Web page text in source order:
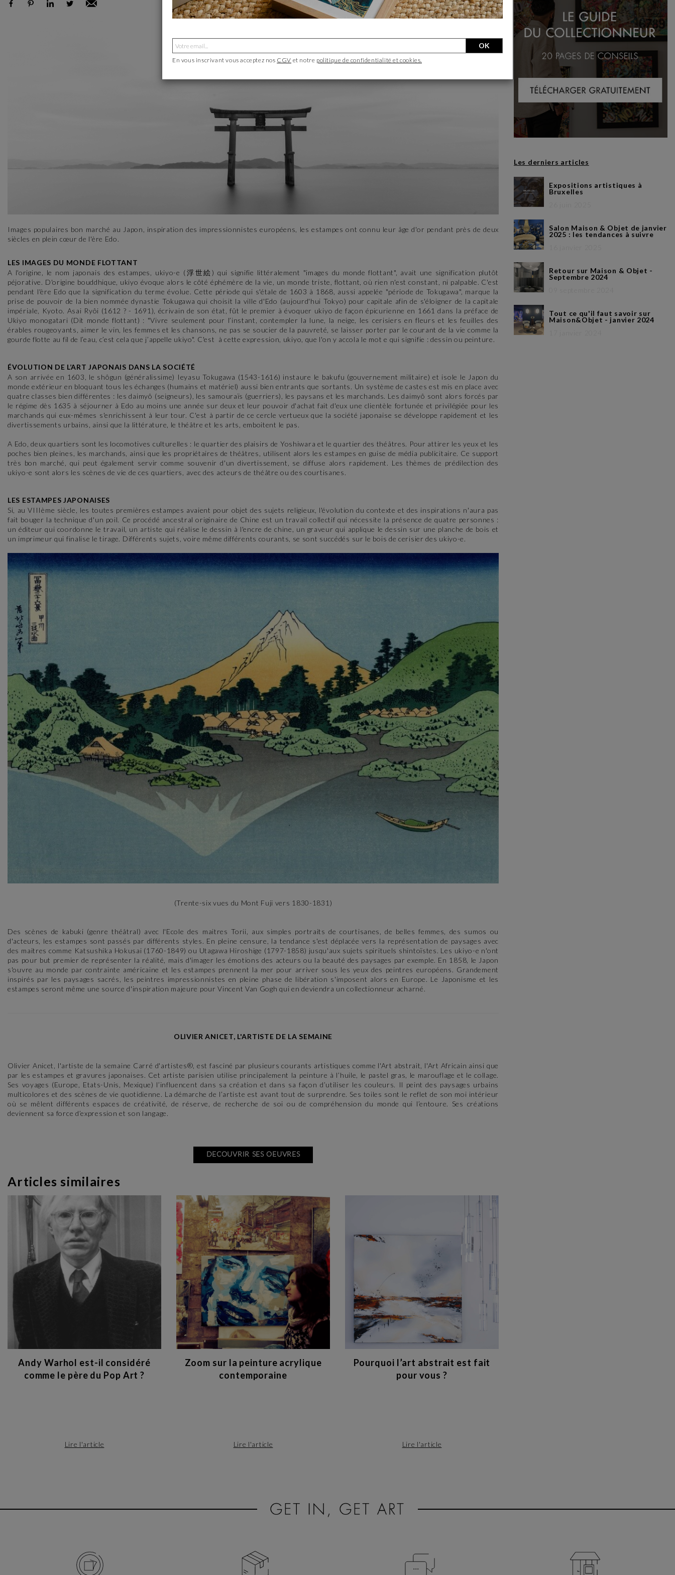
Images populaires bon marché au Japon, inspiration des impressionnistes européens, les estampes ont connu leur âge d'or pendant près de deux
siècles en plein cœur de l'ère Edo.
LES IMAGES DU MONDE FLOTTANT
A l'origine, le nom japonais des estampes, ukiyo-e (浮世絵) qui signifie littéralement "images du monde flottant", avait une signification plutôt
péjorative. D'origine bouddhique, ukiyo évoque alors le côté éphémère de la vie, un monde triste, flottant, où rien n'est constant, ni palpable. C'est
pendant l'ère Edo que la signification du terme évolue. Cette période qui s'étale de 1603 à 1868, aussi appelée "période de Tokugawa", marque la
prise de pouvoir de la bien nommée dynastie Tokugawa qui choisit la ville d'Edo (aujourd'hui Tokyo) pour capitale afin de s'éloigner de la capitale
impériale, Kyoto. Asai Ryôi (1612 ? - 1691), écrivain de son état, fût le premier à évoquer ukiyo de façon épicurienne en 1661 dans la préface de
Ukiyo monogatari (Dit monde flottant) : "Vivre seulement pour l’instant, contempler la lune, la neige, les cerisiers en fleurs et les feuilles des
érables rougeoyants, aimer le vin, les femmes et les chansons, ne pas se soucier de la pauvreté, se laisser porter par le courant de la vie comme la
gourde flotte au fil de l’eau, c’est cela que j’appelle ukiyo". C'est à cette expression, ukiyo, que l'on y accola le mot e qui signifie : dessin ou peinture.
ÉVOLUTION DE L’ART JAPONAIS DANS LA SOCIÉTÉ
A son arrivée en 1603, le shôgun (généralissime) Ieyasu Tokugawa (1543-1616) instaure le bakufu (gouvernement militaire) et isole le Japon du
monde extérieur en bloquant tous les échanges (humains et matériel) aussi bien entrants que sortants. Un système de castes est mis en place avec
quatre classes bien différentes : les daimyô (seigneurs), les samouraïs (guerriers), les paysans et les marchands. Les daimyô sont alors forcés par
le régime dès 1635 à séjourner à Edo au moins une année sur deux et leur pouvoir d'achat fait d'eux une clientèle fortunée et privilégiée pour les
marchands qui eux-mêmes s'enrichissent à leur tour. C'est à partir de ce cercle vertueux que la société japonaise se développe rapidement et les
divertissements urbains, ainsi que la littérature, le théâtre et les arts, emboitent le pas.
A Edo, deux quartiers sont les locomotives culturelles : le quartier des plaisirs de Yoshiwara et le quartier des théâtres. Pour attirer les yeux et les
poches bien pleines, les marchands, ainsi que les propriétaires de théâtres, utilisent alors les estampes en guise de média publicitaire. Ce support
très bon marché, qui peut également servir comme souvenir d'un divertissement, se diffuse alors rapidement. Les thèmes de prédilection des
ukiyo-e sont alors les scènes de vie de ces quartiers, avec des acteurs de théâtre ou des courtisanes.
LES ESTAMPES JAPONAISES
Si, au VIIIème siècle, les toutes premières estampes avaient pour objet des sujets religieux, l'évolution du contexte et des inspirations n'aura pas
fait bouger la technique d'un poil. Ce procédé ancestral originaire de Chine est un travail collectif qui nécessite la présence de quatre personnes :
un éditeur qui coordonne le travail, un artiste qui réalise le dessin à l'encre de chine, un graveur qui applique le dessin sur une planche de bois et
un imprimeur qui finalise le tirage. Différents sujets, voire même différents courants, se sont succédés sur le bois de cerisier des ukiyo-e.
(Trente-six vues du Mont Fuji vers 1830-1831)
Des scènes de kabuki (genre théâtral) avec l'Ecole des maitres Torii, aux simples portraits de courtisanes, de belles femmes, des sumos ou
d'acteurs, les estampes sont passés par différents styles. En pleine censure, la tendance s'est déplacée vers la représentation de paysages avec
des maitres comme Katsushika Hokusai (1760-1849) ou Utagawa Hiroshige (1797-1858) jusqu'aux sujets spirituels shintoïstes. Les ukiyo-e n'ont
pas pour but premier de représenter la réalité, mais d'imager les émotions des acteurs ou la beauté des paysages par exemple. En 1858, le Japon
s'ouvre au monde par contrainte américaine et les estampes prennent la mer pour arriver sous les yeux des peintres européens. Grandement
inspirés par les paysages sacrés, les peintres impressionnistes en pleine phase de libération s'imposent alors en Europe. Le Japonisme et les
estampes seront même une source d'inspiration majeure pour Vincent Van Gogh qui en deviendra un collectionneur acharné.
OLIVIER ANICET, L'ARTISTE DE LA SEMAINE
Olivier Anicet, l'artiste de la semaine Carré d'artistes®, est fasciné par plusieurs courants artistiques comme l'Art abstrait, l'Art Africain ainsi que
par les estampes et gravures japonaises. Cet artiste parisien utilise principalement la peinture à l’huile, le pastel gras, le marouflage et le collage.
Ses voyages (Europe, Etats-Unis, Mexique) l’influencent dans sa création et dans sa façon d’utiliser les couleurs. Il peint des paysages urbains
multicolores et des scènes de vie quotidienne. La démarche de l’artiste est avant tout de surprendre. Ses toiles sont le reflet de son moi intérieur
où se mêlent différents espaces de créativité, de réserve, de recherche de soi ou de compréhension du monde qui l’entoure. Ses créations
deviennent sa force d’expression et son langage.
DECOUVRIR SES OEUVRES
Les derniers articles
Expositions artistiques à
Bruxelles
Salon Maison & Objet de janvier
2025 : les tendances à suivre
Retour sur Maison & Objet -
Septembre 2024
Tout ce qu'il faut savoir sur
Maison&Objet - janvier 2024
Articles similaires
Andy Warhol est-il considéré
comme le père du Pop Art ?
Lire l'article
Zoom sur la peinture acrylique
contemporaine
Lire l'article
Pourquoi l’art abstrait est fait
pour vous ?
Lire l'article
OK
En vous inscrivant vous acceptez nos CGV et notre politique de confidentialité et cookies.